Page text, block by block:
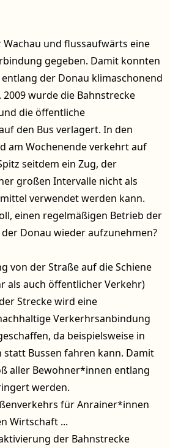
Wachau und flussaufwärts eine
gegeben. Damit konnten
der Donau klimaschonend
wurde die Bahnstrecke
die öffentliche
den Bus verlagert. In den
am Wochenende verkehrt auf
seitdem ein Zug, der
großen Intervalle nicht als
verwendet werden kann.
einen regelmäßigen Betrieb der
Donau wieder aufzunehmen?
von der Straße auf die Schiene
als auch öffentlicher Verkehr)
Strecke wird eine
Verkerhrsanbindung
da beispielsweise in
statt Bussen fahren kann. Damit
aller Bewohner*innen entlang
werden.
für Anrainer*innen
Wirtschaft ...
der Bahnstrecke